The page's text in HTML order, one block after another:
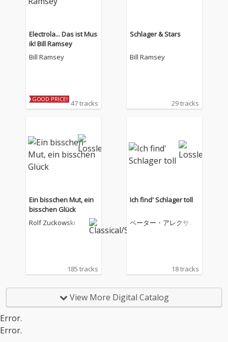
Electrola... Das ist Mus
ik! Bill Ramsey
Bill Ramsey
GOOD PRICE! 47 tracks
Schlager & Stars
Bill Ramsey
29 tracks
Ein bisschen Mut, ein
bisschen Glück
Rolf Zuckowski
185 tracks
Ich find' Schlager toll
ペーター・アレクサン
18 tracks
View More Digital Catalog
Error.
Error.